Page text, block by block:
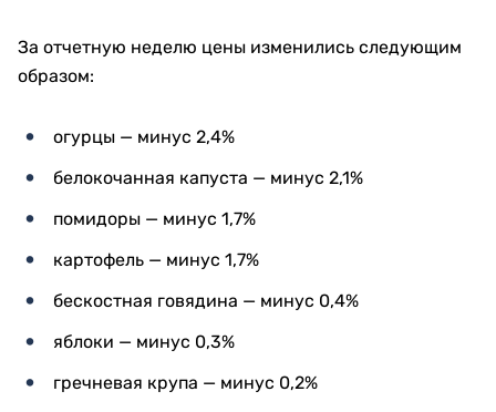
За отчетную неделю цены изменились следующим
образом:
огурцы — минус 2,4%
белокочанная капуста — минус 2,1%
помидоры — минус 1,7%
картофель — минус 1,7%
бескостная говядина — минус 0,4%
яблоки — минус 0,3%
гречневая крупа — минус 0,2%